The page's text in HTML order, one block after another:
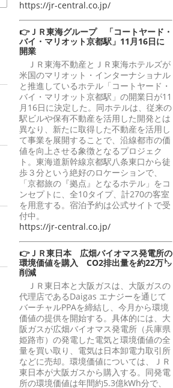
https://jr-central.co.jp/
👉ＪＲ東海グループ 「コートヤード・
バイ・マリオット京都駅」11月16日に
開業
ＪＲ東海不動産とＪＲ東海ホテルズが
米国のマリオット・インターナショナル
と推進しているホテル「コートヤード・
バイ・マリオット京都駅」の開業日が11
月16日に決定した。同ホテルは、従来の
駅ビルや保有不動産を活用した開発とは
異なり、新たに取得した不動産を活用し
て事業を展開することで、沿線都市の価
値を向上させる象徴となるプロジェク
ト。東海道新幹線京都駅八条東口から徒
歩３分という絶好のロケーションで、
「京都旅の『拠点』となるホテル」をコ
ンセプトに、全10タイプ、計270の客室
を用意する。宿泊予約は公式サイトで受
付中。
https://jr-central.co.jp/
👉ＪＲ東日本 広畑バイオマス発電所の
環境価値を購入 CO2排出量を約22万㌧
削減
ＪＲ東日本と大阪ガスは、大阪ガスの
代理店であるDaigas エナジーを通じて
バーチャルPPAを締結し、今月から環境
価値の提供を開始する。具体的には、大
阪ガスが広畑バイオマス発電所（兵庫県
姫路市）の発電した電気と環境価値の全
量を買い取り、電気は日本卸電力取引所
などに売却。環境価値については、ＪＲ
東日本が大阪ガスから購入する。同発電
所の環境価値は年間約5.3億kWh分で、